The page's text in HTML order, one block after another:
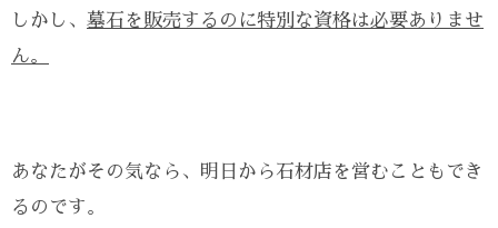
しかし、 墓石を販売するのに特別な資格は必要ありませ
ん。
あなたがその気なら、明日から石材店を営むこともでき
るのです。